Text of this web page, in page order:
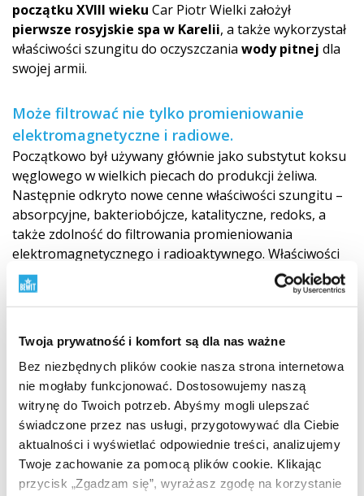
Twoja prywatność i komfort są dla nas ważne
Bez niezbędnych plików cookie nasza strona internetowa
nie mogłaby funkcjonować. Dostosowujemy naszą
witrynę do Twoich potrzeb. Abyśmy mogli ulepszać
świadczone przez nas usługi, przygotowywać dla Ciebie
aktualności i wyświetlać odpowiednie treści, analizujemy
Twoje zachowanie za pomocą plików cookie. Klikając
przycisk „Zgadzam się”, wyrażasz zgodę na korzystanie
początku XVIII wieku Car Piotr Wielki założył
pierwsze rosyjskie spa w Karelii, a także wykorzystał
właściwości szungitu do oczyszczania wody pitnej dla
swojej armii.
Może filtrować nie tylko promieniowanie
elektromagnetyczne i radiowe.
Początkowo był używany głównie jako substytut koksu
węglowego w wielkich piecach do produkcji żeliwa.
Następnie odkryto nowe cenne właściwości szungitu –
absorpcyjne, bakteriobójcze, katalityczne, redoks, a
także zdolność do filtrowania promieniowania
elektromagnetyc­znego i radioaktywnego. Właściwości
te umożliwiły wykorzystanie szungitu w
różnych
gałęziach nauki, przemysłu i technologii , a na jego
bazie opracowano szereg nowych materiałów
nanotechnologic­znych..
Właściwości szungitu umożliwiły jegozastosowanie w
technologii uzdatniania i oczyszczania wody.
Uzdatnianie i filtrowanie wody za pomocą szungitu jest
szeroko rozpowszechnione w Norwegii, Szwecji
i Ameryce. Służy dooczyszczania wody w studniach,
zbiornikach, basenach oraz do oczyszczania